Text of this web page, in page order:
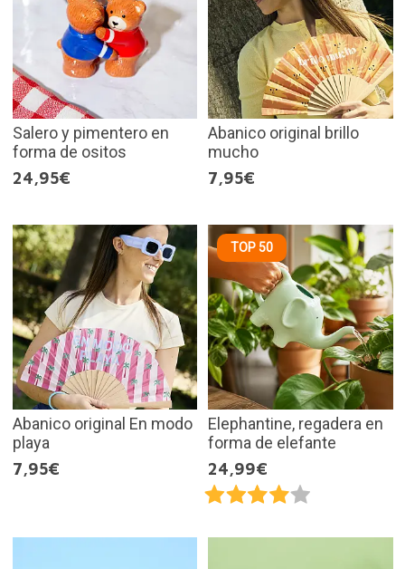
Salero y pimentero en
forma de ositos
24,95€
Abanico original brillo
mucho
7,95€
Abanico original En modo
playa
7,95€
TOP 50
Elephantine, regadera en
forma de elefante
24,99€